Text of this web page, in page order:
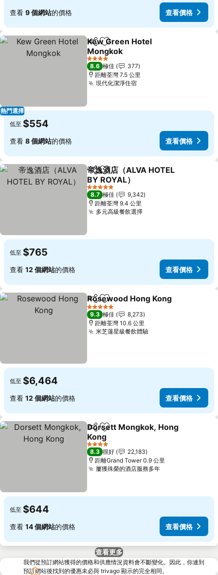
查看 9 個網站的價格 查看價格
熱門選擇
分享 放到收藏夾
Kew Green Hotel
Mongkok
4 星級
8.6 極佳
377
距離荃灣 7.5 公里
現代化潔淨住宿
低至 $554
查看 8 個網站的價格 查看價格
分享 放到收藏夾
帝逸酒店（ALVA HOTEL
BY ROYAL）
5 星級
8.7 極佳
9,342
距離荃灣 9.4 公里
多元高級餐飲選擇
低至 $765
查看 12 個網站的價格 查看價格
分享 放到收藏夾
Rosewood Hong Kong
5 星級
9.3 極佳
8,273
距離荃灣 10.6 公里
米芝蓮星級餐飲體驗
低至 $6,464
查看 12 個網站的價格 查看價格
分享 放到收藏夾
Dorsett Mongkok, Hong
Kong
4 星級
8.3 很好
22,183
距離Grand Tower 0.9 公里
屢獲殊榮的酒店服務多年
低至 $644
查看 14 個網站的價格 查看價格
查看更多
我們從預訂網站獲得的價格和供應情況資料會不斷變化。因此，你連到
預訂網站後找到的優惠未必與 trivago 顯示的完全相同。